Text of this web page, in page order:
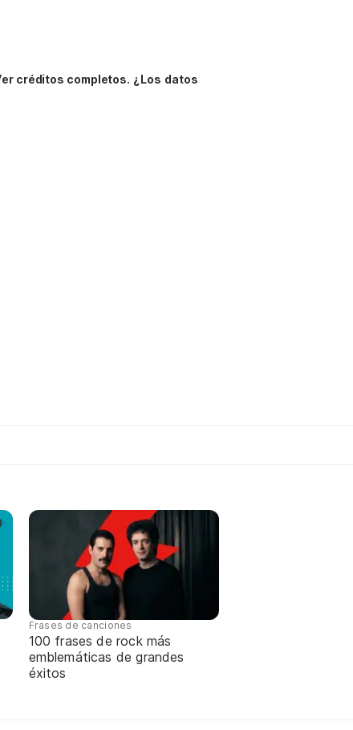
créditos completos. ¿Los datos
Frases de canciones
100 frases de rock más
emblemáticas de grandes
éxitos